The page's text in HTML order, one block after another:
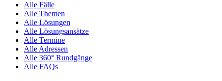
Alle Fälle
Alle Themen
Alle Lösungen
Alle Lösungsansätze
Alle Termine
Alle Adressen
Alle 360° Rundgänge
Alle FAQs